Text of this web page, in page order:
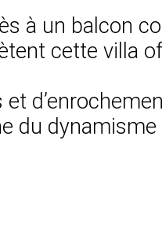
à un balcon
cette villa
et
du